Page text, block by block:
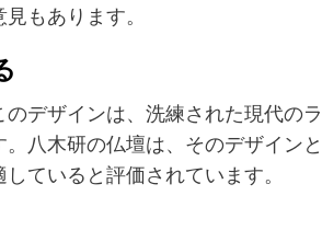
もあります。
デザインは、洗練された現代のラ
八木研の仏壇は、そのデザインと
ていると評価されています。